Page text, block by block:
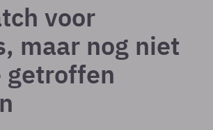
voor
maar nog niet
getroffen